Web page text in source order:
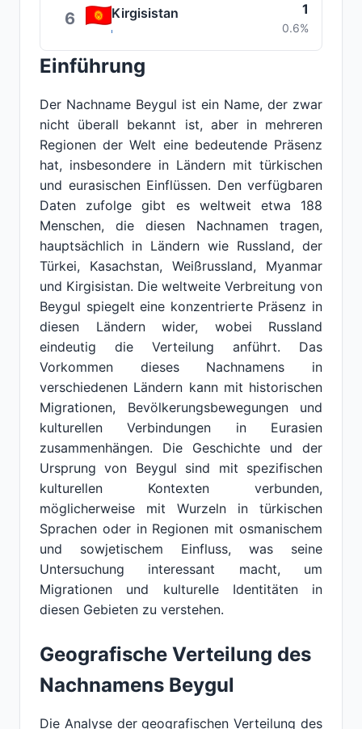
6 Kirgisistan 1
0.6%
Einführung
Der Nachname Beygul ist ein Name, der zwar
nicht überall bekannt ist, aber in mehreren
Regionen der Welt eine bedeutende Präsenz
hat, insbesondere in Ländern mit türkischen
und eurasischen Einflüssen. Den verfügbaren
Daten zufolge gibt es weltweit etwa 188
Menschen, die diesen Nachnamen tragen,
hauptsächlich in Ländern wie Russland, der
Türkei, Kasachstan, Weißrussland, Myanmar
und Kirgisistan. Die weltweite Verbreitung von
Beygul spiegelt eine konzentrierte Präsenz in
diesen Ländern wider, wobei Russland
eindeutig die Verteilung anführt. Das
Vorkommen dieses Nachnamens in
verschiedenen Ländern kann mit historischen
Migrationen, Bevölkerungsbewegungen und
kulturellen Verbindungen in Eurasien
zusammenhängen. Die Geschichte und der
Ursprung von Beygul sind mit spezifischen
kulturellen Kontexten verbunden,
möglicherweise mit Wurzeln in türkischen
Sprachen oder in Regionen mit osmanischem
und sowjetischem Einfluss, was seine
Untersuchung interessant macht, um
Migrationen und kulturelle Identitäten in
diesen Gebieten zu verstehen.
Geografische Verteilung des
Nachnamens Beygul
Die Analyse der geografischen Verteilung des